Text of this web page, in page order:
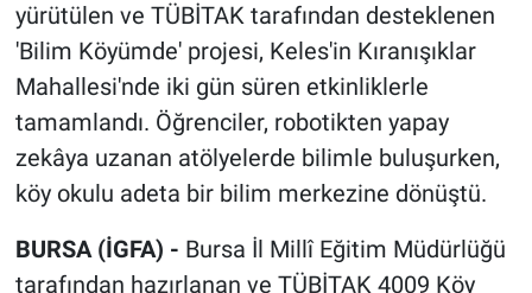
yürütülen ve TÜBİTAK tarafından desteklenen
'Bilim Köyümde' projesi, Keles'in Kıranışıklar
Mahallesi'nde iki gün süren etkinliklerle
tamamlandı. Öğrenciler, robotikten yapay
zekâya uzanan atölyelerde bilimle buluşurken,
köy okulu adeta bir bilim merkezine dönüştü.
BURSA (İGFA) - Bursa İl Millî Eğitim Müdürlüğü
tarafından hazırlanan ve TÜBİTAK 4009 Köy